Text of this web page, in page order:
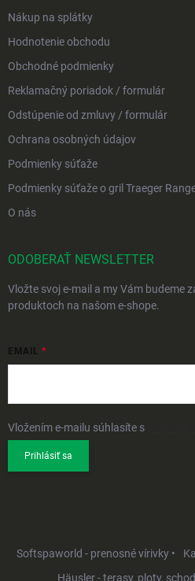
Nákup na splátky
Hodnotenie obchodu
Obchodné podmienky
Reklamačný poriadok / formulár
Odstúpenie od zmluvy / formulár
Ochrana osobných údajov
Podmienky súťaže
Podmienky súťaže o gril Traeger
O nás
ODOBERAŤ NEWSLETTER
Vložte svoj e-mail a my Vám budeme
produktoch na našom e-shope.
EMAIL
Vložením e-mailu súhlasíte s
Prihlásiť sa
Softspaworld - prenosné vírivky •
Häusler - terasy, ploty,